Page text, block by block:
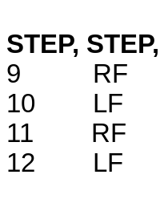
STEP,
9
RF
10
LF
11
RF
12
LF